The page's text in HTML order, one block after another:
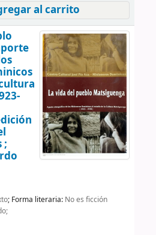
al carrito
;
; Forma literaria: No es ficción